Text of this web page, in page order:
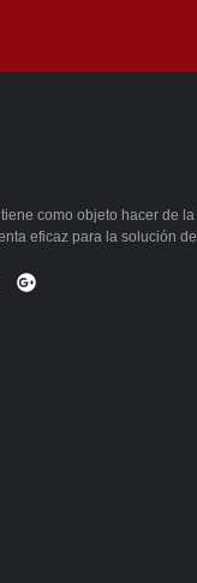
como objeto hacer de la
eficaz para la solución de